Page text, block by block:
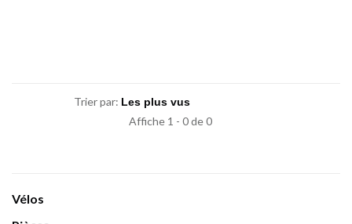
Trier par:
Affiche 1 - 0 de 0
Vélos